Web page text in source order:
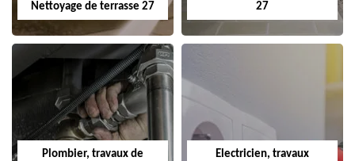
Nettoyage de terrasse 27
27
Plombier, travaux de
Electricien, travaux